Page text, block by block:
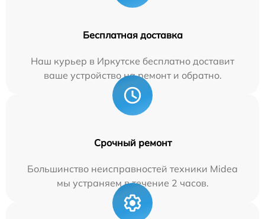
Бесплатная доставка
Наш курьер в Иркутске бесплатно доставит
ваше устройство на ремонт и обратно.
Срочный ремонт
Большинство неисправностей техники Midea
мы устраняем в течение 2 часов.